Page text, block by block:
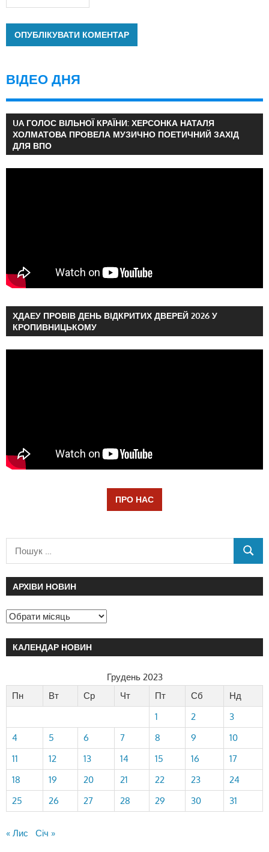
ВІДЕО ДНЯ
UA ГОЛОС ВІЛЬНОЇ КРАЇНИ: ХЕРСОНКА НАТАЛЯ
ХОЛМАТОВА ПРОВЕЛА МУЗИЧНО ПОЕТИЧНИЙ ЗАХІД
ДЛЯ ВПО
ХДАЕУ ПРОВІВ ДЕНЬ ВІДКРИТИХ ДВЕРЕЙ 2026 У
КРОПИВНИЦЬКОМУ
ПРО НАС
АРХІВИ НОВИН
КАЛЕНДАР НОВИН
Грудень 2023
Пн
Вт Ср Чт Пт Сб
Нд
1
2
3
4
5 6 7 8 9
10
11
12 13 14 15 16
17
18
19 20 21 22 23
24
25
26 27 28 29 30 31
« Лис Січ »